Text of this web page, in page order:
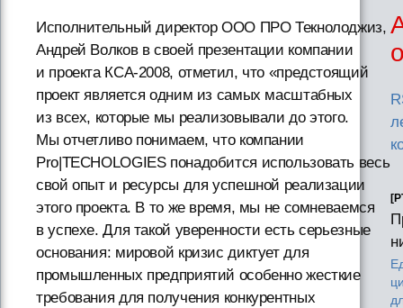
Исполнительный директор ООО ПРО Текнолоджиз,
Андрей Волков в своей презентации компании
и проекта КСА-2008, отметил, что «предстоящий
проект является одним из самых масштабных
из всех, которые мы реализовывали до этого.
Мы отчетливо понимаем, что компании
Pro|TECHOLOGIES понадобится использовать весь
свой опыт и ресурсы для успешной реализации
этого проекта. В то же время, мы не сомневаемся
в успехе. Для такой уверенности есть серьезные
основания: мировой кризис диктует для
промышленных предприятий особенно жесткие
требования для получения конкурентных